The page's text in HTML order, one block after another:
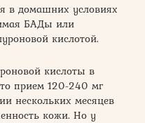
в домашних условиях
БАДы или
кислотой.
кислоты в
прием 120-240 мг
нескольких месяцев
кожи. Но у